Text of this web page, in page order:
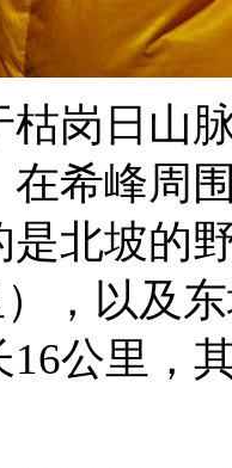
岗日山
在希峰周
北坡的
，以及
公里，